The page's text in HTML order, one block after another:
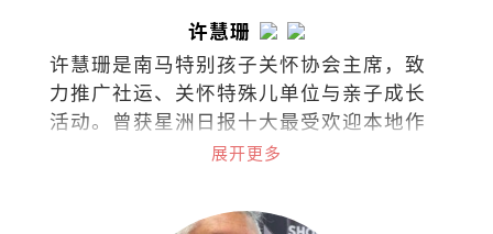
许慧珊
许慧珊是南马特别孩子关怀协会主席，致
力推广社运、关怀特殊儿单位与亲子成长
活动。曾获星洲日报十大最受欢迎本地作
家，文章常见于各报与杂志。著有《单身
人》及《左雍右为》等。
展开更多